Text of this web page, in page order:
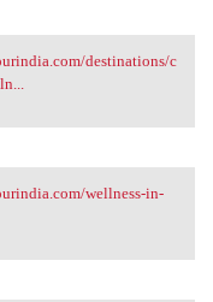
destinations/c
wellness-in-